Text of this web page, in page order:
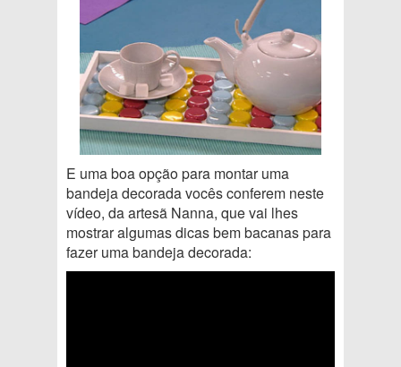
E uma boa opção para montar uma
bandeja decorada vocês conferem neste
vídeo, da artesã Nanna, que vai lhes
mostrar algumas dicas bem bacanas para
fazer uma bandeja decorada: